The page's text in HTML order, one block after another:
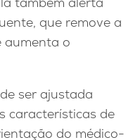
que remove a
aumenta o
ser ajustada
características de
do médico-